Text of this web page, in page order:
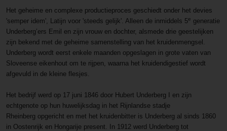
Het geheime en complexe productieproces geschiedt onder het devies
'semper idem', Latijn voor 'steeds gelijk'. Alleen de inmiddels 5e generatie
Underberg’ers Emil en zijn vrouw en dochter, alsmede drie geestelijken
zijn bekend met de geheime samenstelling van het kruidenmengsel.
Underberg wordt eerst enkele maanden opgeslagen in grote vaten van
Sloveense eikenhout om te rijpen, waarna het kruidendigestief wordt
afgevuld in de kleine flesjes.
Het bedrijf werd op 17 juni 1846 door Hubert Underberg I en zijn
echtgenote op hun huwelijksdag in het Rijnlandse stadje
Rheinberg opgericht en met het kruidenbitter is Underberg al sinds 1860
in Oostenrijk en Hongarije present. In 1912 werd Underberg tot